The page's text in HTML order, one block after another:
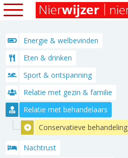
Energie & welbevinden
Eten & drinken
Sport & ontspanning
Relatie met gezin & familie
Relatie met behandelaars
Conservatieve behandeling
Nachtrust